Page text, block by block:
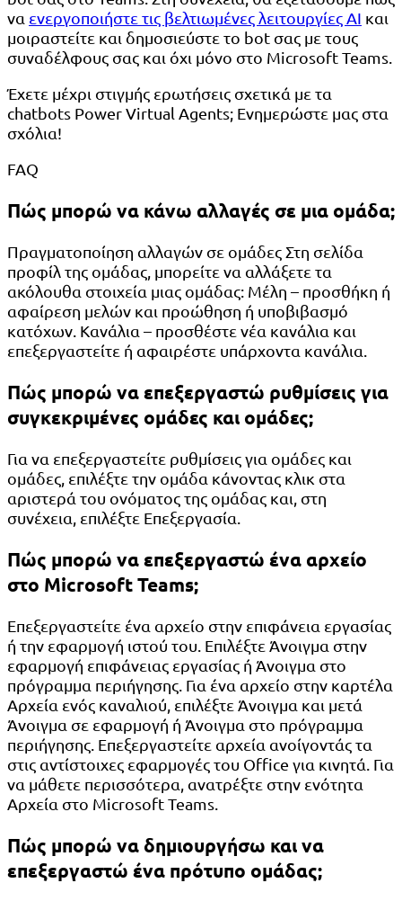
να ενεργοποιήστε τις βελτιωμένες λειτουργίες AI και
μοιραστείτε και δημοσιεύστε το bot σας με τους
συναδέλφους σας και όχι μόνο στο Microsoft Teams.
Έχετε μέχρι στιγμής ερωτήσεις σχετικά με τα
chatbots Power Virtual Agents; Ενημερώστε μας στα
σχόλια!
FAQ
Πώς μπορώ να κάνω αλλαγές σε μια ομάδα;
Πραγματοποίηση αλλαγών σε ομάδες Στη σελίδα
προφίλ της ομάδας, μπορείτε να αλλάξετε τα
ακόλουθα στοιχεία μιας ομάδας: Μέλη – προσθήκη ή
αφαίρεση μελών και προώθηση ή υποβιβασμό
κατόχων. Κανάλια – προσθέστε νέα κανάλια και
επεξεργαστείτε ή αφαιρέστε υπάρχοντα κανάλια.
Πώς μπορώ να επεξεργαστώ ρυθμίσεις για
συγκεκριμένες ομάδες και ομάδες;
Για να επεξεργαστείτε ρυθμίσεις για ομάδες και
ομάδες, επιλέξτε την ομάδα κάνοντας κλικ στα
αριστερά του ονόματος της ομάδας και, στη
συνέχεια, επιλέξτε Επεξεργασία.
Πώς μπορώ να επεξεργαστώ ένα αρχείο
στο Microsoft Teams;
Επεξεργαστείτε ένα αρχείο στην επιφάνεια εργασίας
ή την εφαρμογή ιστού του. Επιλέξτε Άνοιγμα στην
εφαρμογή επιφάνειας εργασίας ή Άνοιγμα στο
πρόγραμμα περιήγησης. Για ένα αρχείο στην καρτέλα
Αρχεία ενός καναλιού, επιλέξτε Άνοιγμα και μετά
Άνοιγμα σε εφαρμογή ή Άνοιγμα στο πρόγραμμα
περιήγησης. Επεξεργαστείτε αρχεία ανοίγοντάς τα
στις αντίστοιχες εφαρμογές του Office για κινητά. Για
να μάθετε περισσότερα, ανατρέξτε στην ενότητα
Αρχεία στο Microsoft Teams.
Πώς μπορώ να δημιουργήσω και να
επεξεργαστώ ένα πρότυπο ομάδας;